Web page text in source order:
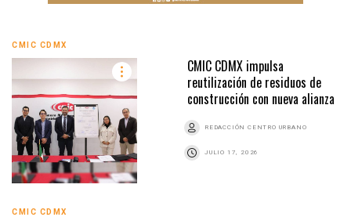
CMIC CDMX
CMIC CDMX impulsa
reutilización de residuos de
construcción con nueva alianza
REDACCIÓN CENTRO URBANO
JULIO 17, 2026
CMIC CDMX